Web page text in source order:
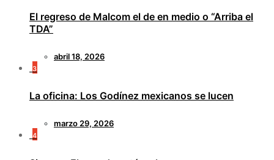
El regreso de Malcom el de en medio o “Arriba el
TDA”
abril 18, 2026
3
La oficina: Los Godínez mexicanos se lucen
marzo 29, 2026
4